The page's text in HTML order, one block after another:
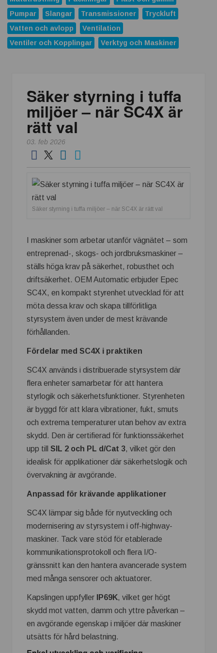
ABB förvärvar Advantics och stärker erbjudandet inom
likströmsteknik
Replace Physical Fixtures and Enhance Measuring
Processes
Atlas Copco Group tilldelas prestigefyllt pris för industriellt
monteringsverktyg
Nya 12-portars APL-Switchar i kompakt utförande
Nexans och Hydro tecknar långsiktigt avtal
Casino och spelmarknaden som växte när industrin blev
APEM och Alps Alpine Europe fördjupar samarbetet för att
leverera nästa generations industriella HMI-lösningar
Pumpar
Slangar Transmissioner
Tryckluft
Vatten och avlopp
Ventilation
Ventiler och Kopplingar
Verktyg och Maskiner
Säker styrning i tuffa
miljöer – när SC4X är
rätt val
03. feb 2026
Säker styrning i tuffa miljöer – när SC4X är rätt val
I maskiner som arbetar utanför vägnätet – som
entreprenad-, skogs- och jordbruksmaskiner –
ställs höga krav på säkerhet, robusthet och
driftsäkerhet. OEM Automatic erbjuder Epec
SC4X, en kompakt styrenhet utvecklad för att
möta dessa krav och skapa tillförlitliga
styrsystem även under de mest krävande
förhållanden.
Fördelar med SC4X i praktiken
SC4X används i distribuerade styrsystem där
flera enheter samarbetar för att hantera
styrlogik och säkerhetsfunktioner. Styrenheten
är byggd för att klara vibrationer, fukt, smuts
och extrema temperaturer utan behov av extra
skydd. Den är certifierad för funktionssäkerhet
upp till SIL 2 och PL d/Cat 3, vilket gör den
idealisk för applikationer där säkerhetslogik och
övervakning är avgörande.
Anpassad för krävande applikationer
SC4X lämpar sig både för nyutveckling och
modernisering av styrsystem i off-highway-
maskiner. Tack vare stöd för etablerade
kommunikationsprotokoll och flera I/O-
gränssnitt kan den hantera avancerade system
med många sensorer och aktuatorer.
Kapslingen uppfyller IP69K, vilket ger högt
skydd mot vatten, damm och yttre påverkan –
en avgörande egenskap i miljöer där maskiner
utsätts för hård belastning.